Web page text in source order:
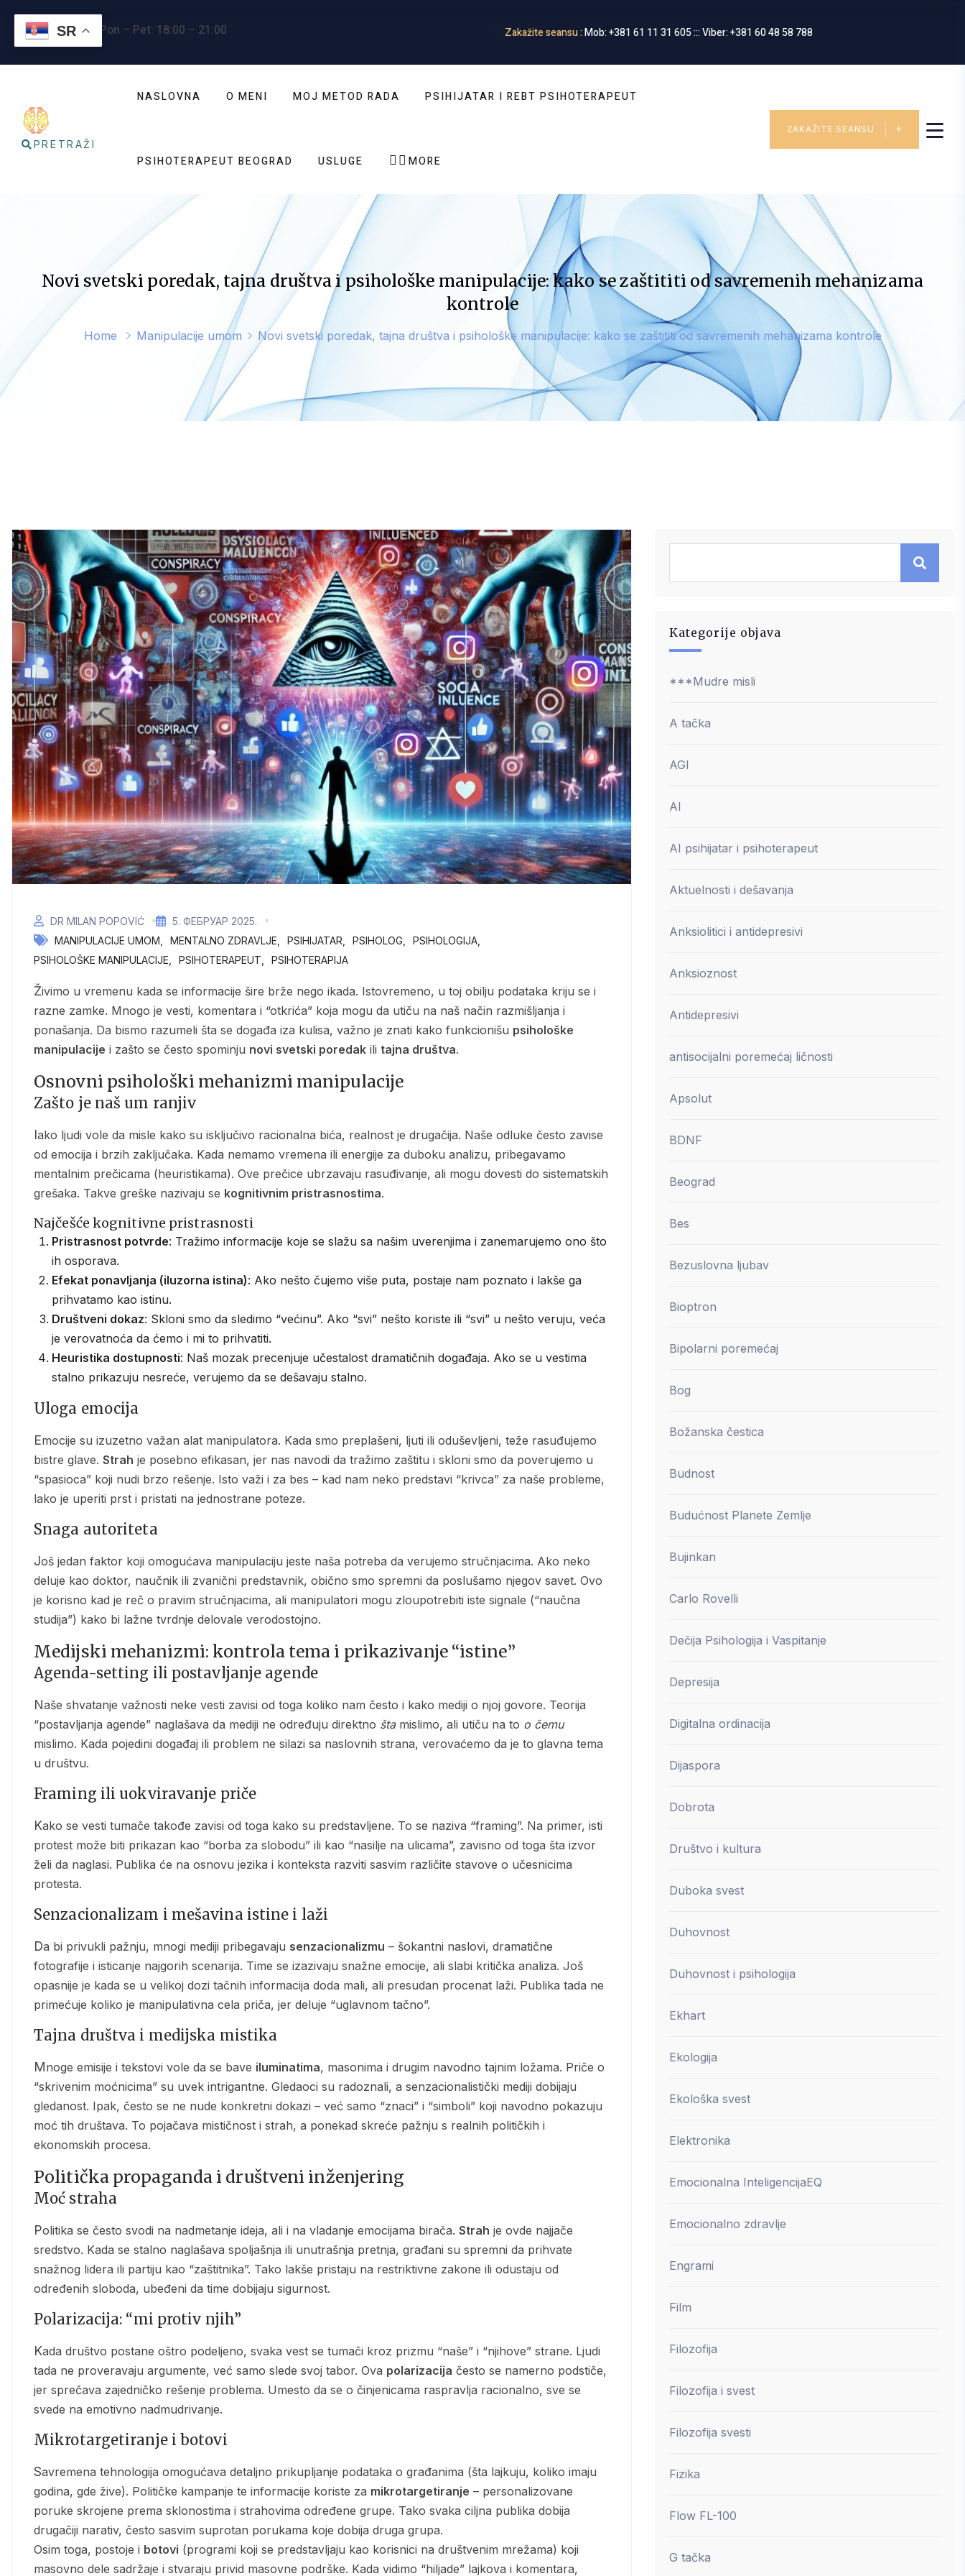
Radno vreme : Pon – Pet: 18:00 – 21:00 Zakažite seansu: Mob: +381 61 11 31 605 ::: Viber: +381 60 48 58 788
PRETRAŽI
NASLOVNA O MENI MOJ METOD RADA PSIHIJATAR I REBT PSIHOTERAPEUT
PSIHOTERAPEUT BEOGRAD USLUGE   MORE
ZAKAŽITE SEANSU
Novi svetski poredak, tajna društva i psihološke manipulacije: kako se zaštititi od savremenih mehanizama
kontrole
Home Manipulacije umom Novi svetski poredak, tajna društva i psihološke manipulacije: kako se zaštititi od savremenih mehanizama kontrole
DR MILAN POPOVIĆ
5. ФЕБРУАР 2025.
MANIPULACIJE UMOM
MENTALNO ZDRAVLJE PSIHIJATAR PSIHOLOG
PSIHOLOGIJA
PSIHOLOŠKE MANIPULACIJE
PSIHOTERAPEUT PSIHOTERAPIJA
Živimo u vremenu kada se informacije šire brže nego ikada. Istovremeno, u toj obilju podataka kriju se i
razne zamke. Mnogo je vesti, komentara i “otkrića” koja mogu da utiču na naš način razmišljanja i
ponašanja. Da bismo razumeli šta se događa iza kulisa, važno je znati kako funkcionišu psihološke
manipulacije i zašto se često spominju novi svetski poredak ili tajna društva.
Osnovni psihološki mehanizmi manipulacije
Zašto je naš um ranjiv
Iako ljudi vole da misle kako su isključivo racionalna bića, realnost je drugačija. Naše odluke često zavise
od emocija i brzih zaključaka. Kada nemamo vremena ili energije za duboku analizu, pribegavamo
mentalnim prečicama (heuristikama). Ove prečice ubrzavaju rasuđivanje, ali mogu dovesti do sistematskih
grešaka. Takve greške nazivaju se kognitivnim pristrasnostima.
Najčešće kognitivne pristrasnosti
Pristrasnost potvrde: Tražimo informacije koje se slažu sa našim uverenjima i zanemarujemo ono što
ih osporava.
Efekat ponavljanja (iluzorna istina): Ako nešto čujemo više puta, postaje nam poznato i lakše ga
prihvatamo kao istinu.
Društveni dokaz: Skloni smo da sledimo “većinu”. Ako “svi” nešto koriste ili “svi” u nešto veruju, veća
je verovatnoća da ćemo i mi to prihvatiti.
Heuristika dostupnosti: Naš mozak precenjuje učestalost dramatičnih događaja. Ako se u vestima
stalno prikazuju nesreće, verujemo da se dešavaju stalno.
Uloga emocija
Emocije su izuzetno važan alat manipulatora. Kada smo preplašeni, ljuti ili oduševljeni, teže rasuđujemo
bistre glave. Strah je posebno efikasan, jer nas navodi da tražimo zaštitu i skloni smo da poverujemo u
“spasioca” koji nudi brzo rešenje. Isto važi i za bes – kad nam neko predstavi “krivca” za naše probleme,
lako je uperiti prst i pristati na jednostrane poteze.
Snaga autoriteta
Još jedan faktor koji omogućava manipulaciju jeste naša potreba da verujemo stručnjacima. Ako neko
deluje kao doktor, naučnik ili zvanični predstavnik, obično smo spremni da poslušamo njegov savet. Ovo
je korisno kad je reč o pravim stručnjacima, ali manipulatori mogu zloupotrebiti iste signale (“naučna
studija”) kako bi lažne tvrdnje delovale verodostojno.
Medijski mehanizmi: kontrola tema i prikazivanje “istine”
Agenda-setting ili postavljanje agende
Naše shvatanje važnosti neke vesti zavisi od toga koliko nam često i kako mediji o njoj govore. Teorija
“postavljanja agende” naglašava da mediji ne određuju direktno štamislimo, ali utiču na to o čemu
mislimo. Kada pojedini događaj ili problem ne silazi sa naslovnih strana, verovaćemo da je to glavna tema
u društvu.
Framing ili uokviravanje priče
Kako se vesti tumače takođe zavisi od toga kako su predstavljene. To se naziva “framing”. Na primer, isti
protest može biti prikazan kao “borba za slobodu” ili kao “nasilje na ulicama”, zavisno od toga šta izvor
želi da naglasi. Publika će na osnovu jezika i konteksta razviti sasvim različite stavove o učesnicima
protesta.
Senzacionalizam i mešavina istine i laži
Da bi privukli pažnju, mnogi mediji pribegavaju senzacionalizmu – šokantni naslovi, dramatične
fotografije i isticanje najgorih scenarija. Time se izazivaju snažne emocije, ali slabi kritička analiza. Još
opasnije je kada se u velikoj dozi tačnih informacija doda mali, ali presudan procenat laži. Publika tada ne
primećuje koliko je manipulativna cela priča, jer deluje “uglavnom tačno”.
Tajna društva i medijska mistika
Mnoge emisije i tekstovi vole da se bave iluminatima, masonima i drugim navodno tajnim ložama. Priče o
“skrivenim moćnicima” su uvek intrigantne. Gledaoci su radoznali, a senzacionalistički mediji dobijaju
gledanost. Ipak, često se ne nude konkretni dokazi – već samo “znaci” i “simboli” koji navodno pokazuju
moć tih društava. To pojačava mističnost i strah, a ponekad skreće pažnju s realnih političkih i
ekonomskih procesa.
Politička propaganda i društveni inženjering
Moć straha
Politika se često svodi na nadmetanje ideja, ali i na vladanje emocijama birača. Strah je ovde najjače
sredstvo. Kada se stalno naglašava spoljašnja ili unutrašnja pretnja, građani su spremni da prihvate
snažnog lidera ili partiju kao “zaštitnika”. Tako lakše pristaju na restriktivne zakone ili odustaju od
određenih sloboda, ubeđeni da time dobijaju sigurnost.
Polarizacija: “mi protiv njih”
Kada društvo postane oštro podeljeno, svaka vest se tumači kroz prizmu “naše” i “njihove” strane. Ljudi
tada ne proveravaju argumente, već samo slede svoj tabor. Ova polarizacija često se namerno podstiče,
jer sprečava zajedničko rešenje problema. Umesto da se o činjenicama raspravlja racionalno, sve se
svede na emotivno nadmudrivanje.
Mikrotargetiranje i botovi
Savremena tehnologija omogućava detaljno prikupljanje podataka o građanima (šta lajkuju, koliko imaju
godina, gde žive). Političke kampanje te informacije koriste za mikrotargetiranje – personalizovane
poruke skrojene prema sklonostima i strahovima određene grupe. Tako svaka ciljna publika dobija
drugačiji narativ, često sasvim suprotan porukama koje dobija druga grupa.
Osim toga, postoje i botovi (programi koji se predstavljaju kao korisnici na društvenim mrežama) koji
masovno dele sadržaje i stvaraju privid masovne podrške. Kada vidimo “hiljade” lajkova i komentara,
Kategorije objava
***Mudre misli
A tačka
AGI
AI
AI psihijatar i psihoterapeut
Aktuelnosti i dešavanja
Anksiolitici i antidepresivi
Anksioznost
Antidepresivi
antisocijalni poremećaj ličnosti
Apsolut
BDNF
Beograd
Bes
Bezuslovna ljubav
Bioptron
Bipolarni poremećaj
Bog
Božanska čestica
Budnost
Budućnost Planete Zemlje
Bujinkan
Carlo Rovelli
Dečija Psihologija i Vaspitanje
Depresija
Digitalna ordinacija
Dijaspora
Dobrota
Društvo i kultura
Duboka svest
Duhovnost
Duhovnost i psihologija
Ekhart
Ekologija
Ekološka svest
Elektronika
Emocionalna InteligencijaEQ
Emocionalno zdravlje
Engrami
Film
Filozofija
Filozofija i svest
Filozofija svesti
Fizika
Flow FL-100
G tačka
SR